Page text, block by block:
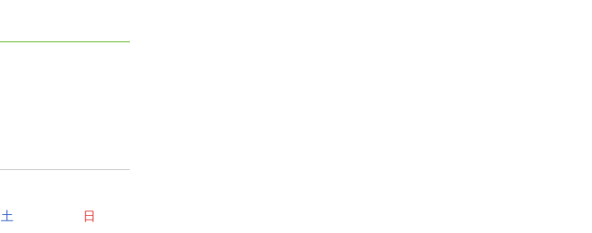
土 日